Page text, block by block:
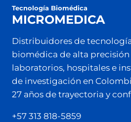
Tecnología Biomédica
MICROMEDICA
Distribuidores de
biomédica de alta precisión
laboratorios, hospitales e
de investigación en
27 años de trayectoria y
+57 313 818-5859